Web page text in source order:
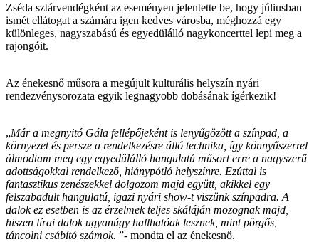
Zséda sztárvendégként az eseményen jelentette be, hogy júliusban
ismét ellátogat a számára igen kedves városba, méghozzá egy
különleges, nagyszabású és egyedülálló nagykoncerttel lepi meg a
rajongóit.
Az énekesnő műsora a megújult kulturális helyszín nyári
rendezvénysorozata egyik legnagyobb dobásának ígérkezik!
„Már a megnyitó Gála fellépőjeként is lenyűgözött a színpad, a
környezet és persze a rendelkezésre álló technika, így könnyűszerrel
álmodtam meg egy egyedülálló hangulatú műsort erre a nagyszerű
adottságokkal rendelkező, hiánypótló helyszínre. Ezúttal is
fantasztikus zenészekkel dolgozom majd együtt, akikkel egy
felszabadult hangulatú, igazi nyári show-t viszünk színpadra. A
dalok ez esetben is az érzelmek teljes skáláján mozognak majd,
hiszen lírai dalok ugyanúgy hallhatóak lesznek, mint pörgős,
táncolni csábító számok. ”- mondta el az énekesnő.